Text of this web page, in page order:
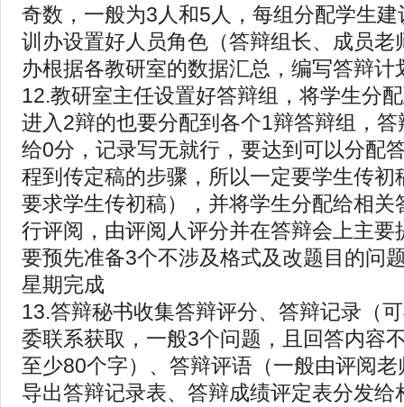
奇数，一般为3人和5人，每组分配学生
训办设置好人员角色（答辩组长、成员老
办根据各教研室的数据汇总，编写答辩计
12.教研室主任设置好答辩组，将学生分
进入2辩的也要分配到各个1辩答辩组，
给0分，记录写无就行，要达到可以分配
程到传定稿的步骤，所以一定要学生传初
要求学生传初稿），并将学生分配给相关
行评阅，由评阅人评分并在答辩会上主要
要预先准备3个不涉及格式及改题目的问
星期完成
13.答辩秘书收集答辩评分、答辩记录（
委联系获取，一般3个问题，且回答内容
至少80个字）、答辩评语（一般由评阅
导出答辩记录表、答辩成绩评定表分发给